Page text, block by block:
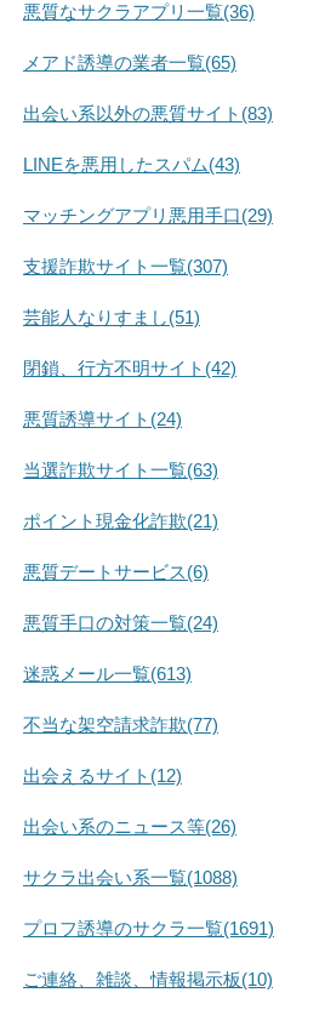
悪質なサクラアプリ一覧(36)
メアド誘導の業者一覧(65)
出会い系以外の悪質サイト(83)
LINEを悪用したスパム(43)
マッチングアプリ悪用手口(29)
支援詐欺サイト一覧(307)
芸能人なりすまし(51)
閉鎖、行方不明サイト(42)
悪質誘導サイト(24)
当選詐欺サイト一覧(63)
ポイント現金化詐欺(21)
悪質デートサービス(6)
悪質手口の対策一覧(24)
迷惑メール一覧(613)
不当な架空請求詐欺(77)
出会えるサイト(12)
出会い系のニュース等(26)
サクラ出会い系一覧(1088)
プロフ誘導のサクラ一覧(1691)
ご連絡、雑談、情報掲示板(10)